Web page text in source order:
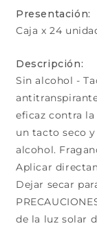
Presentación:
Caja x 24
Descripción:
Sin alcohol -
eficaz contra
un tacto seco
alcohol.
Aplicar
Dejar secar
de la luz solar